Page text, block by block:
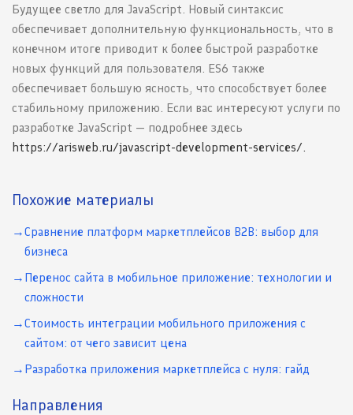
Будущее светло для JavaScript. Новый синтаксис
обеспечивает дополнительную функциональность, что в
конечном итоге приводит к более быстрой разработке
новых функций для пользователя. ES6 также
обеспечивает большую ясность, что способствует более
стабильному приложению. Если вас интересуют услуги по
разработке JavaScript — подробнее здесь
https://arisweb.ru/javascript-development-services/.
Похожие материалы
Сравнение платформ маркетплейсов B2B: выбор для
бизнеса
Перенос сайта в мобильное приложение: технологии и
сложности
Стоимость интеграции мобильного приложения с
сайтом: от чего зависит цена
Разработка приложения маркетплейса с нуля: гайд
Направления